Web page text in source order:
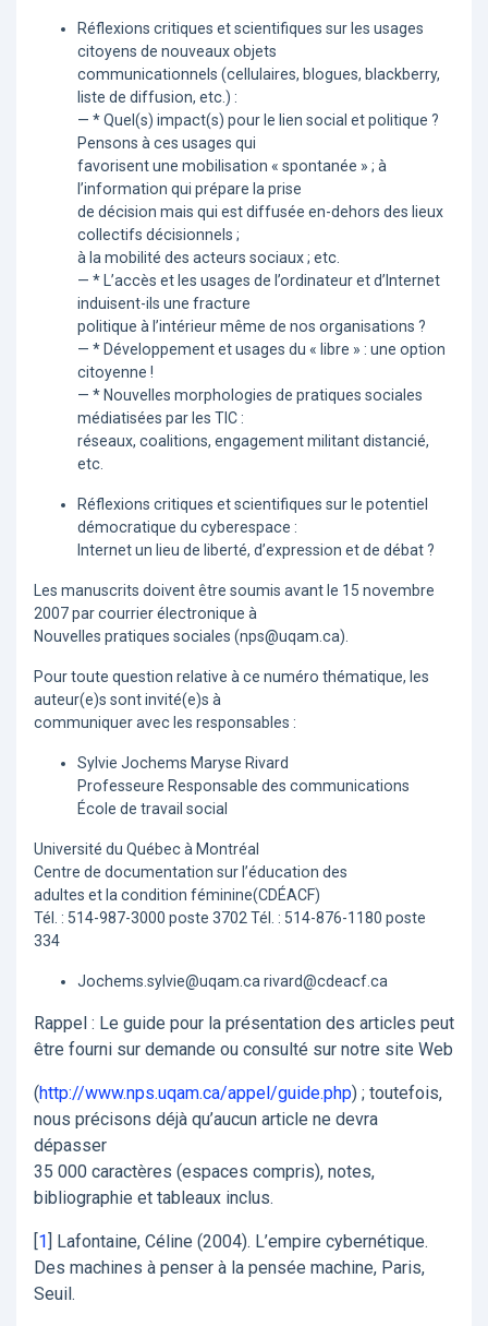
Réflexions critiques et scientifiques sur les usages
citoyens de nouveaux objets
communicationnels (cellulaires, blogues, blackberry,
liste de diffusion, etc.) :
— * Quel(s) impact(s) pour le lien social et politique ?
Pensons à ces usages qui
favorisent une mobilisation « spontanée » ; à
l’information qui prépare la prise
de décision mais qui est diffusée en-dehors des lieux
collectifs décisionnels ;
à la mobilité des acteurs sociaux ; etc.
— * L’accès et les usages de l’ordinateur et d’Internet
induisent-ils une fracture
politique à l’intérieur même de nos organisations ?
— * Développement et usages du « libre » : une option
citoyenne !
— * Nouvelles morphologies de pratiques sociales
médiatisées par les TIC :
réseaux, coalitions, engagement militant distancié,
etc.
Réflexions critiques et scientifiques sur le potentiel
démocratique du cyberespace :
Internet un lieu de liberté, d’expression et de débat ?
Les manuscrits doivent être soumis avant le 15 novembre
2007 par courrier électronique à
Nouvelles pratiques sociales (nps@uqam.ca).
Pour toute question relative à ce numéro thématique, les
auteur(e)s sont invité(e)s à
communiquer avec les responsables :
Sylvie Jochems Maryse Rivard
Professeure Responsable des communications
École de travail social
Université du Québec à Montréal
Centre de documentation sur l’éducation des
adultes et la condition féminine(CDÉACF)
Tél. : 514-987-3000 poste 3702 Tél. : 514-876-1180 poste
334
Jochems.sylvie@uqam.ca rivard@cdeacf.ca
Rappel : Le guide pour la présentation des articles peut
être fourni sur demande ou consulté sur notre site Web
(http://www.nps.uqam.ca/appel/guide.php) ; toutefois,
nous précisons déjà qu’aucun article ne devra
dépasser
35 000 caractères (espaces compris), notes,
bibliographie et tableaux inclus.
1
Lafontaine, Céline (2004). L’empire cybernétique.
Des machines à penser à la pensée machine, Paris,
Seuil.